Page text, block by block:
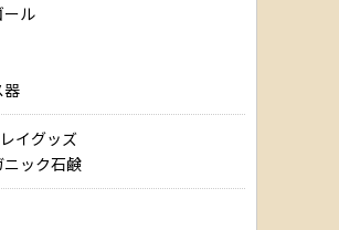
ール
器
イグッズ
ニック石鹸